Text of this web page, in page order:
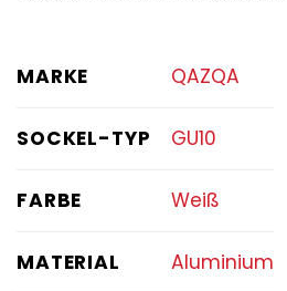
MARKE QAZQA
SOCKEL-TYP GU10
FARBE Weiß
MATERIAL Aluminium